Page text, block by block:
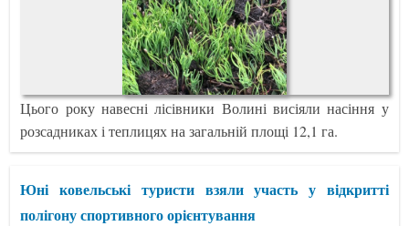
Цього року навесні лісівники Волині висіяли насіння у
розсадниках і теплицях на загальній площі 12,1 га.
Юні ковельські туристи взяли участь у відкритті
полігону спортивного орієнтування